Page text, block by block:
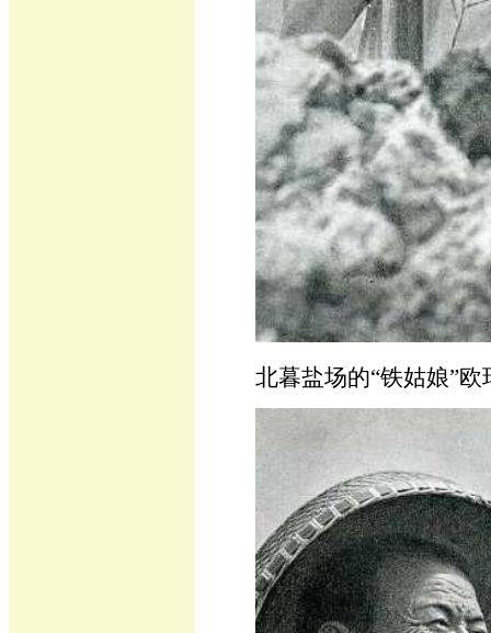
北暮盐场的“铁姑娘”欧